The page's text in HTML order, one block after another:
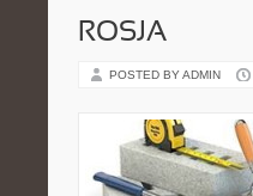
ROSJA
POSTED BY ADMIN